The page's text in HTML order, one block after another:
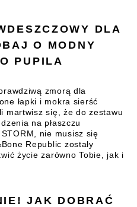
DLA
O MODNY
PUPILA
zmorą dla
łapki i mokra sierść
martwisz się, że do zestawu
na płaszczu
nie musisz się
Republic zostały
życie zarówno Tobie, jak i
JAK DOBRAĆ